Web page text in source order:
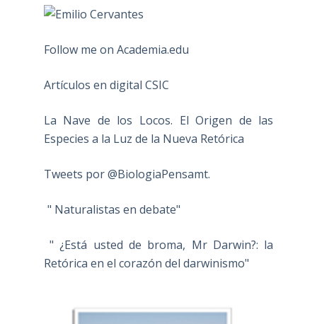
Follow me on Academia.edu
Artículos en digital CSIC
La Nave de los Locos. El Origen de las
Especies a la Luz de la Nueva Retórica
Tweets por @BiologiaPensamt.
" Naturalistas en debate"
" ¿Está usted de broma, Mr Darwin?: la
Retórica en el corazón del darwinismo"